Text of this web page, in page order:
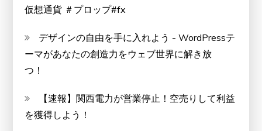
仮想通貨 ＃プロップ#fx
デザインの自由を手に入れよう - WordPressテ
ーマがあなたの創造力をウェブ世界に解き放
つ！
【速報】関西電力が営業停止！空売りして利益
を獲得しよう！